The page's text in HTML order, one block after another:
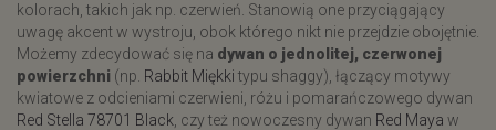
kolorach, takich jak np. czerwień. Stanowią one przyciągający
uwagę akcent w wystroju, obok którego nikt nie przejdzie obojętnie.
Możemy zdecydować się na dywan o jednolitej, czerwonej
powierzchni (np. Rabbit Miękki typu shaggy), łączący motywy
kwiatowe z odcieniami czerwieni, różu i pomarańczowego dywan
Red Stella 78701 Black , czy też nowoczesny dywan Red Maya w